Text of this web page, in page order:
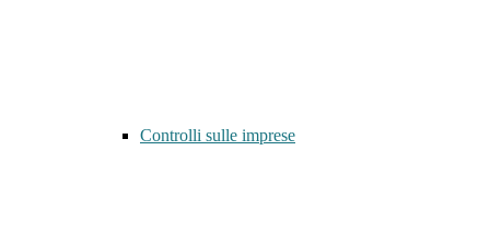
Controlli sulle imprese